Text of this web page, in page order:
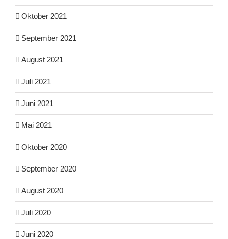
Oktober 2021
September 2021
August 2021
Juli 2021
Juni 2021
Mai 2021
Oktober 2020
September 2020
August 2020
Juli 2020
Juni 2020